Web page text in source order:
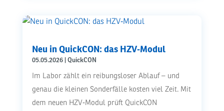
Neu in QuickCON: das HZV‑Modul
05.05.2026| QuickCON
Im Labor zählt ein reibungsloser Ablauf – und
genau die kleinen Sonderfälle kosten viel Zeit. Mit
dem neuen HZV‑Modul prüft QuickCON